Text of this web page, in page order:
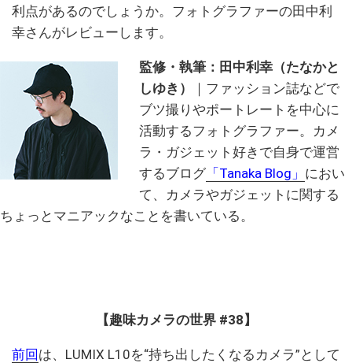
利点があるのでしょうか。フォトグラファーの田中利
幸さんがレビューします。
監修・執筆：田中利幸（たなかと
しゆき）
｜ファッション誌などで
ブツ撮りやポートレートを中心に
活動するフォトグラファー。カメ
ラ・ガジェット好きで自身で運営
するブログ「Tanaka Blog」 におい
て、カメラやガジェットに関する
ちょっとマニアックなことを書いている。
【趣味カメラの世界 #38】
前回は、LUMIX L10を“持ち出したくなるカメラ”として